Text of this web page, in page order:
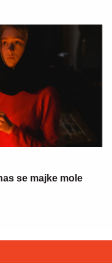
se majke mole